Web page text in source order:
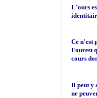
L'ours
Ce n'est
Fourest
cours
Il peut y
ne